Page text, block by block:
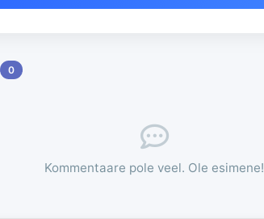
0
Kommentaare pole veel. Ole esimene!